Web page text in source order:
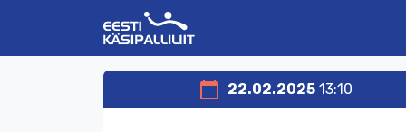
calendar_today 22.02.2025 13:10